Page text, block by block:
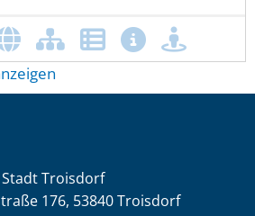
Stadt Troisdorf
176, 53840 Troisdorf